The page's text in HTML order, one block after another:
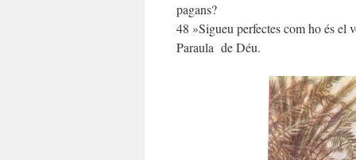
pagans?
48 »Sigueu perfectes com ho és el
Paraula de Déu.